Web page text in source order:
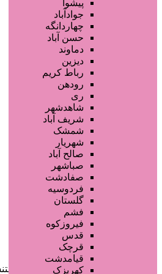
تجهیزات سالن زیبایی
محصولات پوست
محصولات مو
محصولات آرایشی
خدمات دندانپزشکی
سایر خدمات
پیشوا
جوادآباد
چهاردانگه
حسن آباد
دماوند
دیزین
رباط کریم
رودهن
ری
شاهدشهر
شریف آباد
شمشک
شهریار
صالح آباد
صباشهر
صفادشت
فردوسیه
گلستان
فشم
فیروزکوه
قدس
قرچک
قیامدشت
کهریزک
صفحه اصلی
آگهی انبوه
طراحی سایت
صفحه اختصاصی
لیست سایتهای تبلیغاتی
دسته‌بندی‌ها
/ محصولات برچسب خورده